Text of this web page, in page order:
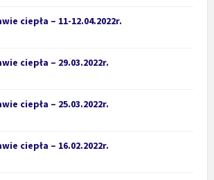
ciepła – 11-12.04.2022r.
ciepła – 29.03.2022r.
ciepła – 25.03.2022r.
ciepła – 16.02.2022r.